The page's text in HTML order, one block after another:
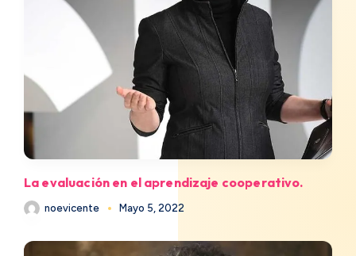
La evaluación en el aprendizaje cooperativo.
noevicente Mayo 5, 2022